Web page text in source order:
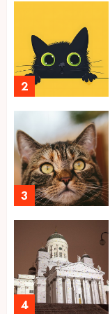
2
3
4